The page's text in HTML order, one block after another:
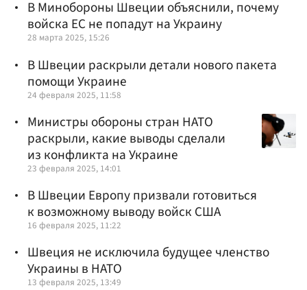
В Минобороны Швеции объяснили, почему
войска ЕС не попадут на Украину
28 марта 2025, 15:26
В Швеции раскрыли детали нового пакета
помощи Украине
24 февраля 2025, 11:58
Министры обороны стран НАТО
раскрыли, какие выводы сделали
из конфликта на Украине
23 февраля 2025, 14:01
В Швеции Европу призвали готовиться
к возможному выводу войск США
16 февраля 2025, 11:22
Швеция не исключила будущее членство
Украины в НАТО
13 февраля 2025, 13:49